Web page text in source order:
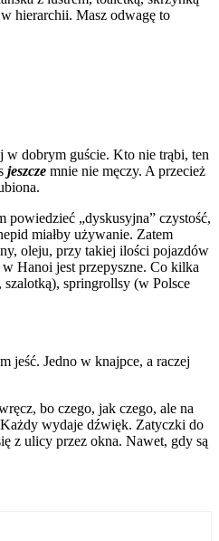
hierarchii. Masz odwagę to
w dobrym guście. Kto nie trąbi, ten
jeszcze mnie nie męczy. A przecież
powiedzieć „dyskusyjna” czystość,
miałby używanie. Zatem
oleju, przy takiej ilości pojazdów
w Hanoi jest przepyszne. Co kilka
springrollsy (w Polsce
jeść. Jedno w knajpce, a raczej
bo czego, jak czego, ale na
wydaje dźwięk. Zatyczki do
z ulicy przez okna. Nawet, gdy są